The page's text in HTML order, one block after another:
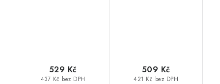
437 Kč bez DPH
529 Kč
421 Kč bez DPH
509 Kč